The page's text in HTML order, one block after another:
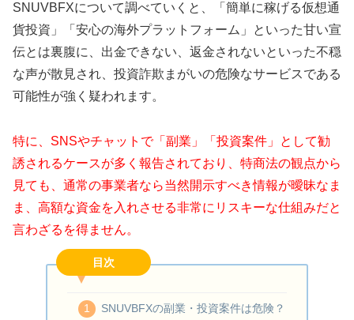
SNUVBFXについて調べていくと、「簡単に稼げる仮想通
貨投資」「安心の海外プラットフォーム」といった甘い宣
伝とは裏腹に、出金できない、返金されないといった不穏
な声が散見され、投資詐欺まがいの危険なサービスである
可能性が強く疑われます。
特に、SNSやチャットで「副業」「投資案件」として勧
誘されるケースが多く報告されており、特商法の観点から
見ても、通常の事業者なら当然開示すべき情報が曖昧なま
ま、高額な資金を入れさせる非常にリスキーな仕組みだと
言わざるを得ません。
目次
SNUVBFXの副業・投資案件は危険？